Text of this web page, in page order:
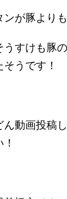
が豚より
うすけも豚
うです！
ん動画投稿